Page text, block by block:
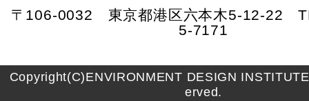
〒106-0032 東京都港区六本木5-12-22
5-7171
Copyright(C)ENVIRONMENT DESIGN
erved.